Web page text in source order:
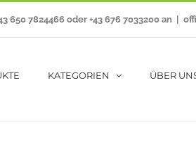
650 7824466 oder +43 676 7033200 an
KATEGORIEN ÜBER